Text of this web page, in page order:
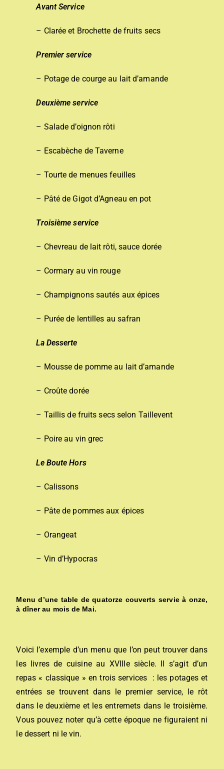
Avant Service
– Clarée et Brochette de fruits secs
Premier service
– Potage de courge au lait d’amande
Deuxième service
– Salade d’oignon rôti
– Escabèche de Taverne
– Tourte de menues feuilles
– Pâté de Gigot d’Agneau en pot
Troisième service
– Chevreau de lait rôti, sauce dorée
– Cormary au vin rouge
– Champignons sautés aux épices
– Purée de lentilles au safran
La Desserte
– Mousse de pomme au lait d’amande
– Croûte dorée
– Taillis de fruits secs selon Taillevent
– Poire au vin grec
Le Boute Hors
– Calissons
– Pâte de pommes aux épices
– Orangeat
– Vin d’Hypocras
Menu d’une table de quatorze couverts servie à onze,
à dîner au mois de Mai.
Voici l’exemple d’un menu que l’on peut trouver dans
les livres de cuisine au XVIIIe siècle. Il s’agit d’un
repas « classique » en trois services : les potages et
entrées se trouvent dans le premier service, le rôt
dans le deuxième et les entremets dans le troisième.
Vous pouvez noter qu’à cette époque ne figuraient ni
le dessert ni le vin.